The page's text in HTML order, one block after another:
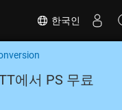
한국인
에서 PS 무료